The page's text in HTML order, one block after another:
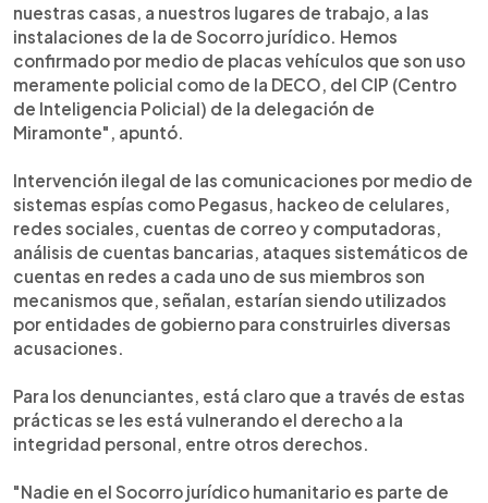
nuestras casas, a nuestros lugares de trabajo, a las
instalaciones de la de Socorro jurídico. Hemos
confirmado por medio de placas vehículos que son uso
meramente policial como de la DECO, del CIP (Centro
de Inteligencia Policial) de la delegación de
Miramonte", apuntó.
Intervención ilegal de las comunicaciones por medio de
sistemas espías como Pegasus, hackeo de celulares,
redes sociales, cuentas de correo y computadoras,
análisis de cuentas bancarias, ataques sistemáticos de
cuentas en redes a cada uno de sus miembros son
mecanismos que, señalan, estarían siendo utilizados
por entidades de gobierno para construirles diversas
acusaciones.
Para los denunciantes, está claro que a través de estas
prácticas se les está vulnerando el derecho a la
integridad personal, entre otros derechos.
"Nadie en el Socorro jurídico humanitario es parte de